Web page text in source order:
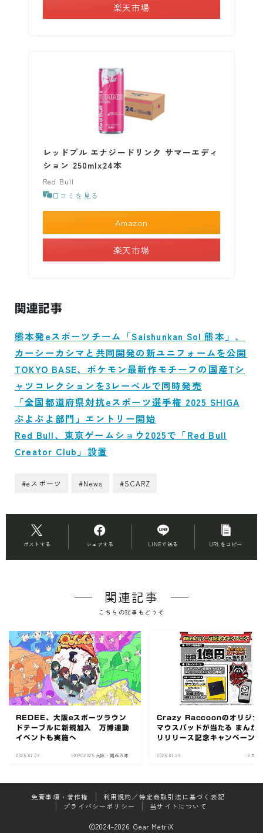
楽天市場
レッドブル エナジードリンク サマーエディ
ション 250mlx24本
Red Bull
口コミを見る
Amazon
楽天市場
関連記事
熊本発eスポーツチーム「Saishunkan Sol 熊本」、
カーシーカシマと共同開発の新ユニフォームを公開
TOKYO BASE、ポケモン最新作モチーフの国産Tシ
ャツコレクションを3レーベルで同時発売
「全国都道府県対抗eスポーツ選手権 2025 SHIGA
ぷよぷよ部門」エントリー開始
Red Bull、東京ゲームショウ2025で「Red Bull
Creator Club」設置
#eスポーツ #News #SCARZ
ポストする シェアする LINEで送る URLをコピー
関連記事
こちらの記事もどうぞ
REDEE、大阪eスポーツラウン
ドテーブルに新規加入 万博連動
イベントも実施へ
2025.07.08 EXPO2025 大阪・関西万博
Crazy Raccoonのオリジナ
マウスパッドが当たる まんが
リリリース記念キャンペーン
2025.07.26 Eスポ
免責事項・著作権
利用規約／特定商取引法に基づく表記
プライバシーポリシー
当サイトについて
2024–2026 Gear MetriX